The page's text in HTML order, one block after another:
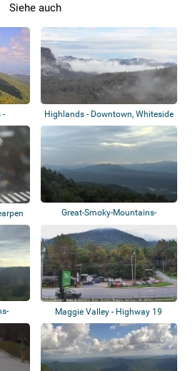
Siehe auch
-
Highlands - Downtown, Whiteside
Mountain
Great-Smoky-Mountains-
Nationalpark - Loo...
Maggie Valley - Highway 19